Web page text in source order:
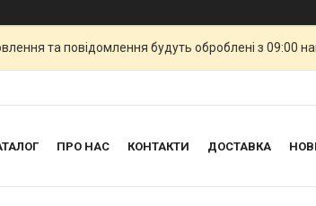
та повідомлення будуть оброблені з 09:00
ПРО НАС КОНТАКТИ ДОСТАВКА